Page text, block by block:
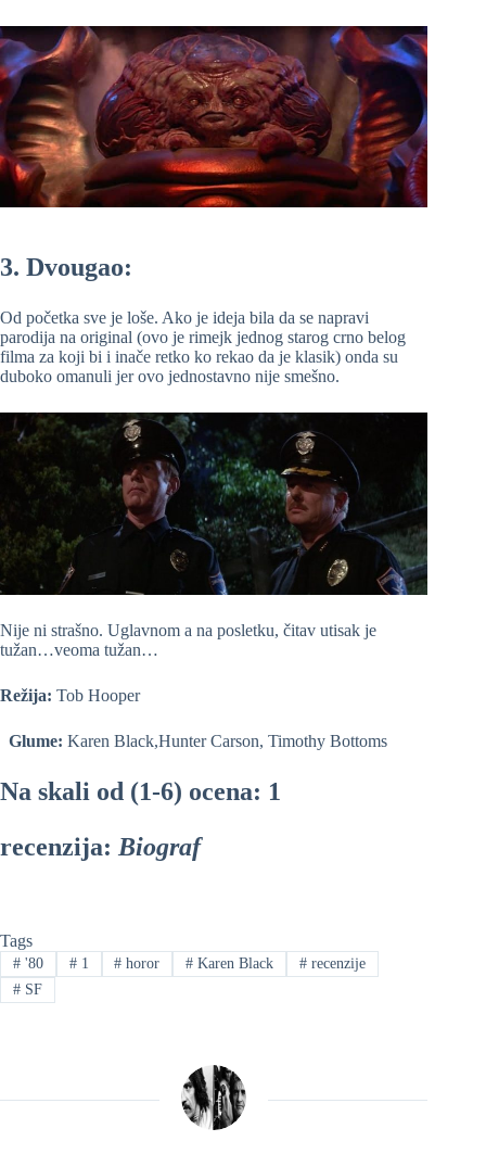
3. Dvougao:
Od početka sve je loše. Ako je ideja bila da se napravi
parodija na original (ovo je rimejk jednog starog crno belog
filma za koji bi i inače retko ko rekao da je klasik) onda su
duboko omanuli jer ovo jednostavno nije smešno.
Nije ni strašno. Uglavnom a na posletku, čitav utisak je
tužan…veoma tužan…
Režija: Tob Hooper
Glume: Karen Black,Hunter Carson, Timothy Bottoms
Na skali od (1-6) ocena: 1
recenzija: Biograf
Tags
#'80 #1 # horor # Karen Black # recenzije
#SF